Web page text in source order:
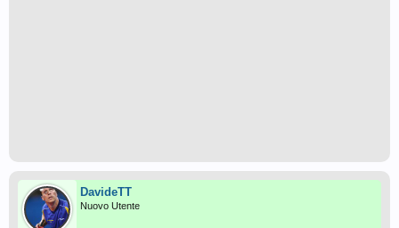
DavideTT
Nuovo Utente